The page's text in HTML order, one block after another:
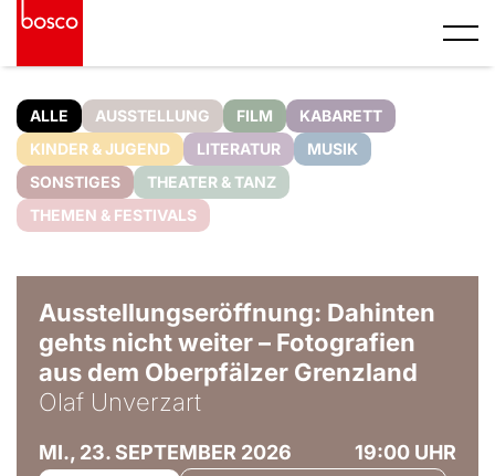
ALLE AUSSTELLUNG FILM
KABARETT
KINDER & JUGEND
LITERATUR
MUSIK
SONSTIGES
THEATER & TANZ
THEMEN & FESTIVALS
Ausstellungseröffnung: Dahinten
gehts nicht weiter – Fotografien
aus dem Oberpfälzer Grenzland
Olaf Unverzart
MI., 23. SEPTEMBER 2026 19:00 UHR